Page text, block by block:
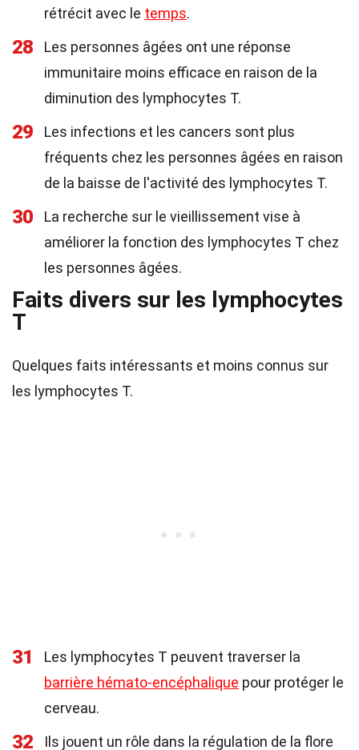
rétrécit avec le temps.
28
Les personnes âgées ont une réponse
immunitaire moins efficace en raison de la
diminution des lymphocytes T.
29
Les infections et les cancers sont plus
fréquents chez les personnes âgées en raison
de la baisse de l'activité des lymphocytes T.
30
La recherche sur le vieillissement vise à
améliorer la fonction des lymphocytes T chez
les personnes âgées.
Faits divers sur les lymphocytes
T
Quelques faits intéressants et moins connus sur
les lymphocytes T.
31
Les lymphocytes T peuvent traverser la
barrière hémato-encéphalique pour protéger le
cerveau.
32
Ils jouent un rôle dans la régulation de la flore